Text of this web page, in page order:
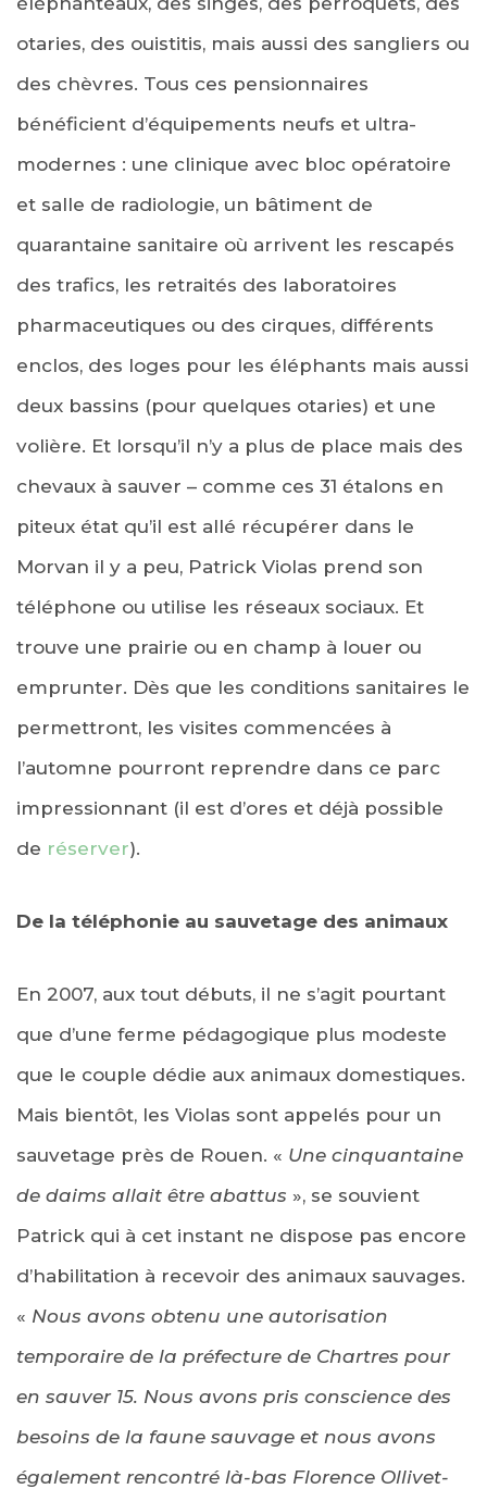
otaries, des ouistitis, mais aussi des sangliers ou
des chèvres. Tous ces pensionnaires
bénéficient d’équipements neufs et ultra-
modernes : une clinique avec bloc opératoire
et salle de radiologie, un bâtiment de
quarantaine sanitaire où arrivent les rescapés
des trafics, les retraités des laboratoires
pharmaceutiques ou des cirques, différents
enclos, des loges pour les éléphants mais aussi
deux bassins (pour quelques otaries) et une
volière. Et lorsqu’il n’y a plus de place mais des
chevaux à sauver – comme ces 31 étalons en
piteux état qu’il est allé récupérer dans le
Morvan il y a peu, Patrick Violas prend son
téléphone ou utilise les réseaux sociaux. Et
trouve une prairie ou en champ à louer ou
emprunter. Dès que les conditions sanitaires le
permettront, les visites commencées à
l’automne pourront reprendre dans ce parc
impressionnant (il est d’ores et déjà possible
de réserver).
De la téléphonie au sauvetage des animaux
En 2007, aux tout débuts, il ne s’agit pourtant
que d’une ferme pédagogique plus modeste
que le couple dédie aux animaux domestiques.
Mais bientôt, les Violas sont appelés pour un
sauvetage près de Rouen. « Une cinquantaine
de daims allait être abattus », se souvient
Patrick qui à cet instant ne dispose pas encore
d’habilitation à recevoir des animaux sauvages.
« Nous avons obtenu une autorisation
temporaire de la préfecture de Chartres pour
en sauver 15. Nous avons pris conscience des
besoins de la faune sauvage et nous avons
également rencontré là-bas Florence Ollivet-